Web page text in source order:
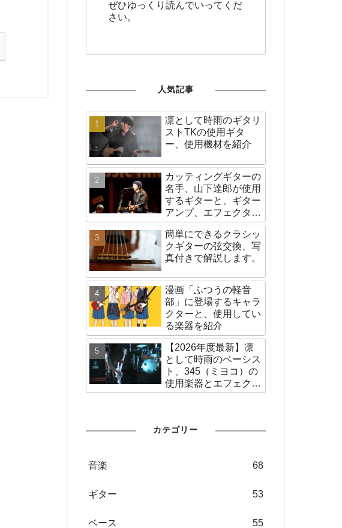
ぜひゆっくり読んでいってくだ
さい。
人気記事
凛として時雨のギタリ
ストTKの使用ギタ
ー、使用機材を紹介
カッティングギターの
名手、山下達郎が使用
するギターと、ギター
アンプ、エフェクター
など機材の紹介
簡単にできるクラシッ
クギターの弦交換、写
真付きで解説します。
漫画「ふつうの軽音
部」に登場するキャラ
クターと、使用してい
る楽器を紹介
【2026年度最新】凛
として時雨のベーシス
ト、345（ミヨコ）の
使用楽器とエフェクタ
ー、アンプなどの使用
カテゴリー
音楽 68
ギター 53
ベース 55